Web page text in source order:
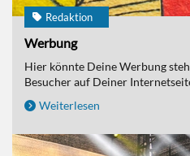
Redaktion
Werbung
Hier könnte Deine Werbung
Besucher auf Deiner
Weiterlesen